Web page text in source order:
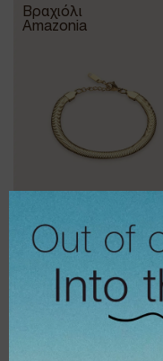
Βραχιόλι
Amazonia
12,80